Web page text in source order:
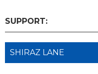
SUPPORT:
SHIRAZ LANE